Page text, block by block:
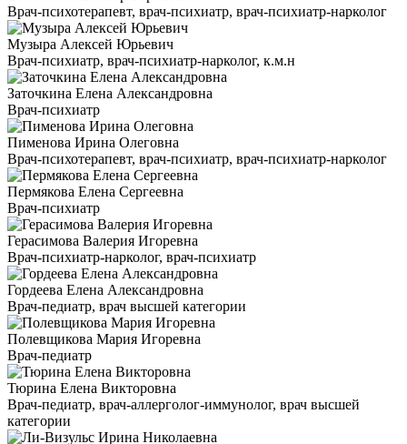
Врач-психотерапевт, врач-психиатр, врач-психиатр-нарколог
Музыра Алексей Юрьевич
Врач-психиатр, врач-психиатр-нарколог, к.м.н
Заточкина Елена Александровна
Врач-психиатр
Пименова Ирина Олеговна
Врач-психотерапевт, врач-психиатр, врач-психиатр-нарколог
Пермякова Елена Сергеевна
Врач-психиатр
Герасимова Валерия Игоревна
Врач-психиатр-нарколог, врач-психиатр
Гордеева Елена Александровна
Врач-педиатр, врач высшей категории
Полевщикова Мария Игоревна
Врач-педиатр
Тюрина Елена Викторовна
Врач-педиатр, врач-аллерголог-иммунолог, врач высшей
категории